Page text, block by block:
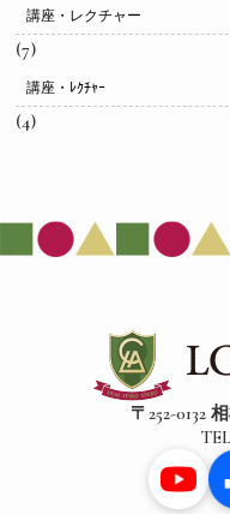
講座・レクチャー
(7)
講座・ﾚｸﾁｬｰ
(4)
〒252-0132